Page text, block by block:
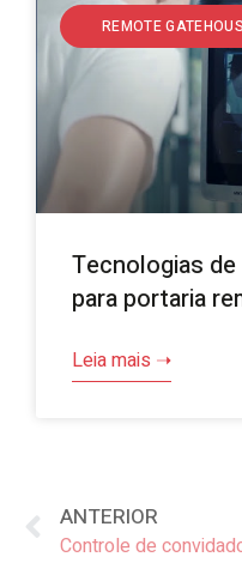
REMOTE
Tecnologias
para portaria
Leia mais ➝
ANTERIOR